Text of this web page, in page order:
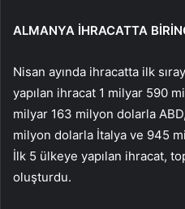
ALMANYA İHRACATTA
Nisan ayında ihracatta ilk
yapılan ihracat 1 milyar 590
milyar 163 milyon dolarla
milyon dolarla İtalya ve 945
İlk 5 ülkeye yapılan ihracat,
oluşturdu.